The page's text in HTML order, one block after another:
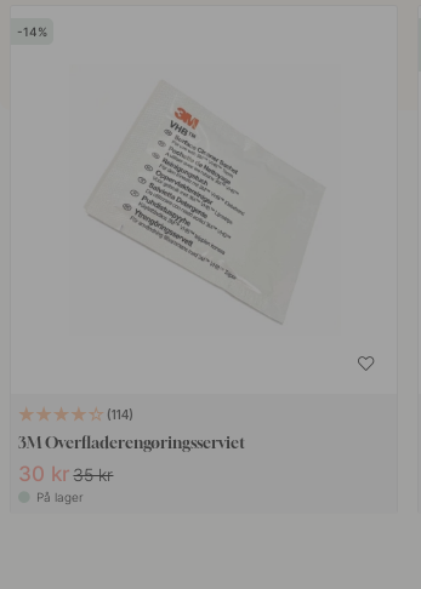
14
114
3M Overfladerengøringsserviet
30 kr 35 kr
På lager